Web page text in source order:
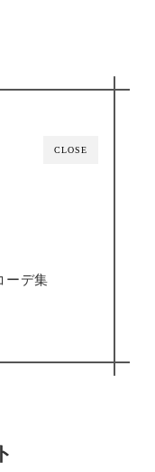
CLOSE
ーデ集